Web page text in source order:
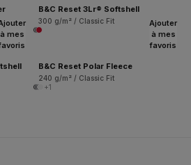
B&C Reset 3Lr® Softshell
300 g/m² / Classic Fit
à mes
Ajouter
à mes
favoris
B&C Reset Polar Fleece
240 g/m² / Classic Fit
+1